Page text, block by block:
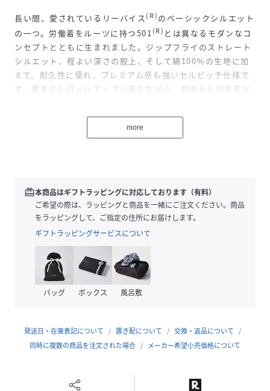
長い間、愛されているリーバイス (R)のベーシックシルエット
の一つ。労働着をルーツに持つ501(R) とは異なるモダンなコ
ンセプトとともに生まれました。ジップフライのストレート
シルエット、程よい深さの股上、そして綿100％の生地に加
えて、耐久性に優れ、プレミアム感も強いセルビッチ仕様で
す。裾を少しロールアップし穿きながら、馴染みと経年変化
※本商品は、裾があらかじめロールアップされたデザインと
なりますが、ロールアップしない状態でお履きいただくこと
も可能です。詳しくは商品画像をご確認ください。
※「(R)」のみが表記されたレッドタブは、LEVI'S(R)の文字
が含まれるレッドタブと同様に製品不具合ではありません。
不良品ではございませんので、交換・返品をお受けできませ
more
redeem本商品はギフトラッピングに対応しております（有料）
ご希望の際は、ラッピングと商品を一緒にご注文ください。商品
をラッピングして、ご指定の住所にお届けします。
ギフトラッピングサービスについて
バッグ ボックス 風呂敷
発送日・在庫表記について 置き配について
交換・返品について
同時に複数の商品を注文された場合
メーカー希望小売価格について